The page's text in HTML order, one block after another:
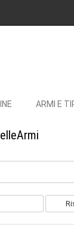
ARMI E